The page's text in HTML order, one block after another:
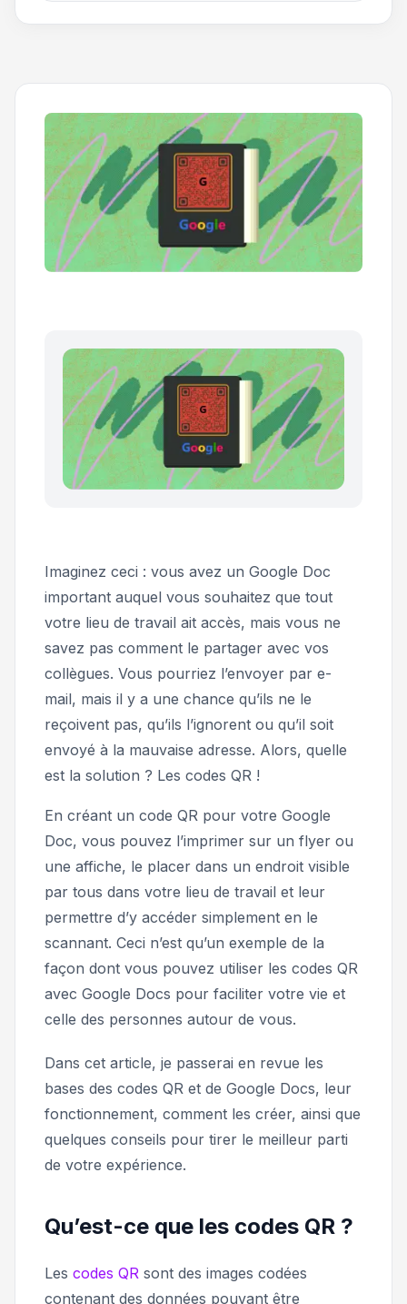
Imaginez ceci : vous avez un Google Doc
important auquel vous souhaitez que tout
votre lieu de travail ait accès, mais vous ne
savez pas comment le partager avec vos
collègues. Vous pourriez l’envoyer par e-
mail, mais il y a une chance qu’ils ne le
reçoivent pas, qu’ils l’ignorent ou qu’il soit
envoyé à la mauvaise adresse. Alors, quelle
est la solution ? Les codes QR !
En créant un code QR pour votre Google
Doc, vous pouvez l’imprimer sur un flyer ou
une affiche, le placer dans un endroit visible
par tous dans votre lieu de travail et leur
permettre d’y accéder simplement en le
scannant. Ceci n’est qu’un exemple de la
façon dont vous pouvez utiliser les codes QR
avec Google Docs pour faciliter votre vie et
celle des personnes autour de vous.
Dans cet article, je passerai en revue les
bases des codes QR et de Google Docs, leur
fonctionnement, comment les créer, ainsi que
quelques conseils pour tirer le meilleur parti
de votre expérience.
Qu’est-ce que les codes QR ?
Les codes QR sont des images codées
contenant des données pouvant être